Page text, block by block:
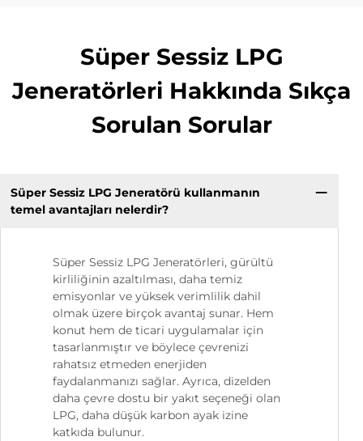
Süper Sessiz LPG
Jeneratörleri Hakkında Sıkça
Sorulan Sorular
Süper Sessiz LPG Jeneratörü kullanmanın
temel avantajları nelerdir?
Süper Sessiz LPG Jeneratörleri, gürültü
kirliliğinin azaltılması, daha temiz
emisyonlar ve yüksek verimlilik dahil
olmak üzere birçok avantaj sunar. Hem
konut hem de ticari uygulamalar için
tasarlanmıştır ve böylece çevrenizi
rahatsız etmeden enerjiden
faydalanmanızı sağlar. Ayrıca, dizelden
daha çevre dostu bir yakıt seçeneği olan
LPG, daha düşük karbon ayak izine
katkıda bulunur.